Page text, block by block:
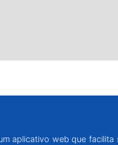
aplicativo web que facilita